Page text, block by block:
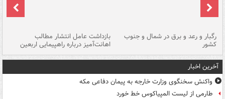
رگبار و رعد و برق در شمال و جنوب
کشور
بازداشت عامل انتشار مطالب
اهانت‌آمیز درباره راهپیمایی اربعین
آخرین اخبار
واکنش سخنگوی وزارت خارجه به پیمان دفاعی مکه
طارمی از لیست المپیاکوس خط خورد